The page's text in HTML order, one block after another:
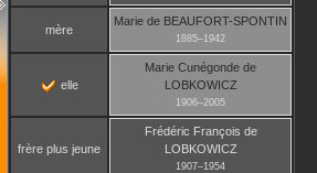
mère
Marie de BEAUFORT-SPONTIN
1885–1942
elle
Marie Cunégonde de
LOBKOWICZ
1906–2005
frère plus jeune
Frédéric François de
LOBKOWICZ
1907–1954